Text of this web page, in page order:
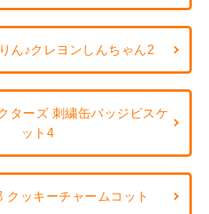
ん♪クレヨンしんちゃん2
ターズ 刺繍缶バッジビスケ
ット4
クッキーチャームコット